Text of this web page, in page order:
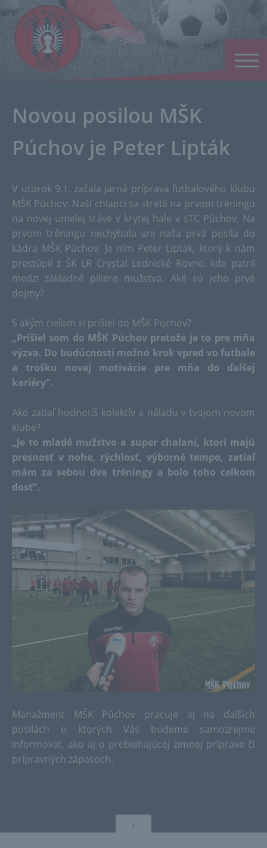
Novou posilou MŠK
Púchov je Peter Lipták
V utorok 9.1. začala jarná príprava futbalového klubu
MŠK Púchov. Naši chlapci sa stretli na prvom tréningu
na novej umelej tráve v krytej hale v sTC Púchov. Na
prvom tréningu nechýbala ani naša prvá posila do
kádra MŠK Púchov. Je ním Peter Lipták, ktorý k nám
prestúpil z ŠK LR Crystal Lednické Rovne, kde patril
medzi základné piliere mužstva. Aké sú jeho prvé
dojmy?
S akým cieľom si prišiel do MŠK Púchov?
„Prišiel som do MŠK Púchov pretože je to pre mňa
výzva. Do budúcnosti možno krok vpred vo futbale
a trošku novej motivácie pre mňa do ďalšej
kariéry".
Ako zatiaľ hodnotíš kolektív a náladu v tvojom novom
klube?
„Je to mladé mužstvo a super chalani, ktorí majú
presnosť v nohe, rýchlosť, výborné tempo, zatiaľ
mám za sebou dva tréningy a bolo toho celkom
dosť“.
Manažment MŠK Púchov pracuje aj na ďalších
posilách o ktorých Vás budeme samozrejme
informovať, ako aj o prebiehajúcej zimnej príprave či
prípravných zápasoch.
↑